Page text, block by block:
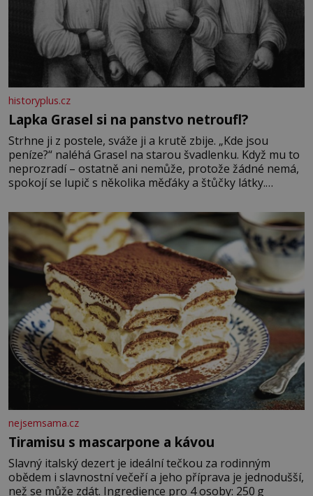
historyplus.cz
Lapka Grasel si na panstvo netroufl?
Strhne ji z postele, sváže ji a krutě zbije. „Kde jsou
peníze?“ naléhá Grasel na starou švadlenku. Když mu to
neprozradí – ostatně ani nemůže, protože žádné nemá,
spokojí se lupič s několika měďáky a štůčky látky.
krutý. Jeho činy budí hrůzu ještě dlouho po jeho smrti
nejsemsama.cz
Tiramisu s mascarpone a kávou
Slavný italský dezert je ideální tečkou za rodinným
obědem i slavnostní večeří a jeho příprava je jednodušší,
než se může zdát. Ingredience pro 4 osoby: 250 g